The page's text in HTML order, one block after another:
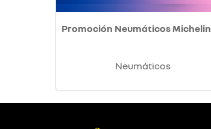
Promoción Neumáticos Michelin
Neumáticos